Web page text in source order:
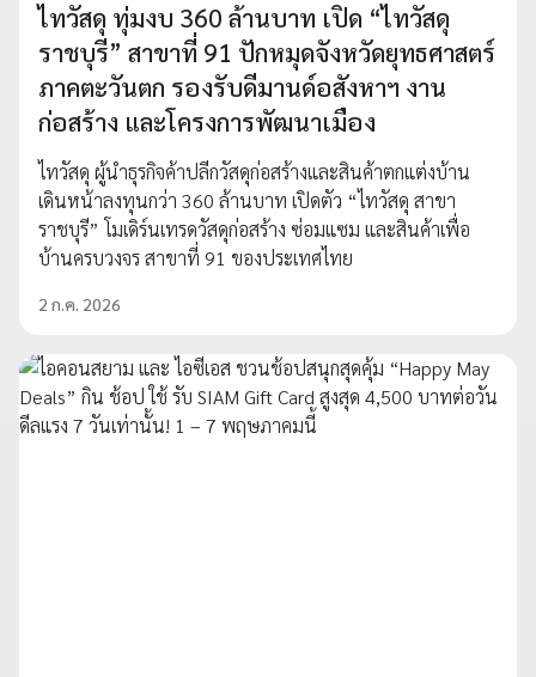
ไทวัสดุ ทุ่มงบ 360 ล้านบาท เปิด “ไทวัสดุ
ราชบุรี” สาขาที่ 91 ปักหมุดจังหวัดยุทธศาสตร์
ภาคตะวันตก รองรับดีมานด์อสังหาฯ งาน
ก่อสร้าง และโครงการพัฒนาเมือง
ไทวัสดุ ผู้นำธุรกิจค้าปลีกวัสดุก่อสร้างและสินค้าตกแต่งบ้าน
เดินหน้าลงทุนกว่า 360 ล้านบาท เปิดตัว “ไทวัสดุ สาขา
ราชบุรี” โมเดิร์นเทรดวัสดุก่อสร้าง ซ่อมแซม และสินค้าเพื่อ
บ้านครบวงจร สาขาที่ 91 ของประเทศไทย
2 ก.ค. 2026